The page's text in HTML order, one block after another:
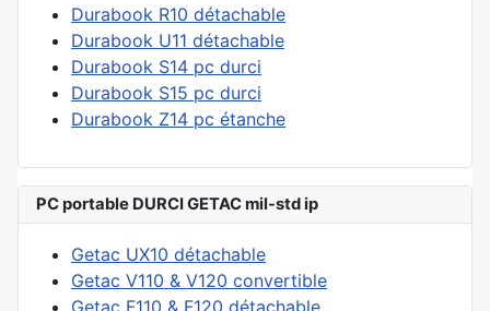
Durabook R10 détachable
Durabook U11 détachable
Durabook S14 pc durci
Durabook S15 pc durci
Durabook Z14 pc étanche
PC portable DURCI GETAC mil-std ip
Getac UX10 détachable
Getac V110 & V120 convertible
Getac F110 & F120 détachable